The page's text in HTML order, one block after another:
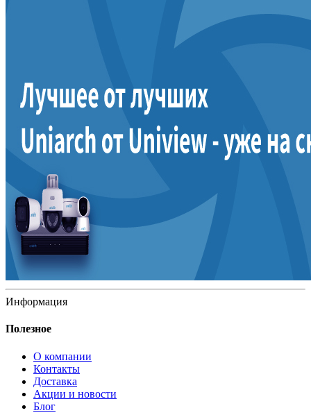
Информация
Полезное
О компании
Контакты
Доставка
Акции и новости
Блог